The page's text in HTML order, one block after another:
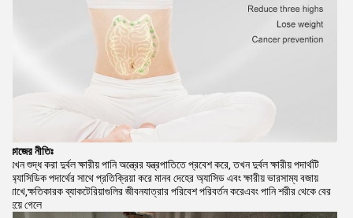
কাজের নীতিঃ
যখন শুদ্ধ করা দুর্বল ক্ষারীয় পানি অন্ত্রের যন্ত্রপাতিতে প্রবেশ করে, তখন দুর্বল ক্ষারীয় পদার্থটি
অ্যাসিডিক পদার্থের সাথে প্রতিক্রিয়া করে মানব দেহের অ্যাসিড এবং ক্ষারীয় ভারসাম্য বজায়
রাখে,ক্ষতিকারক ব্যাকটেরিয়াগুলির জীবনযাত্রার পরিবেশ পরিবর্তন করেএবং পানি শরীর থেকে বের
হয়ে গেলে